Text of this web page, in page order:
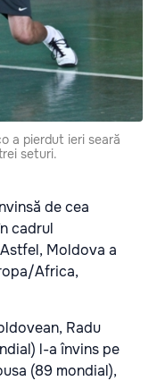
a pierdut ieri seară
seturi.
de cea
cadrul
Moldova a
Africa,
Radu
l-a învins pe
(89 mondial),